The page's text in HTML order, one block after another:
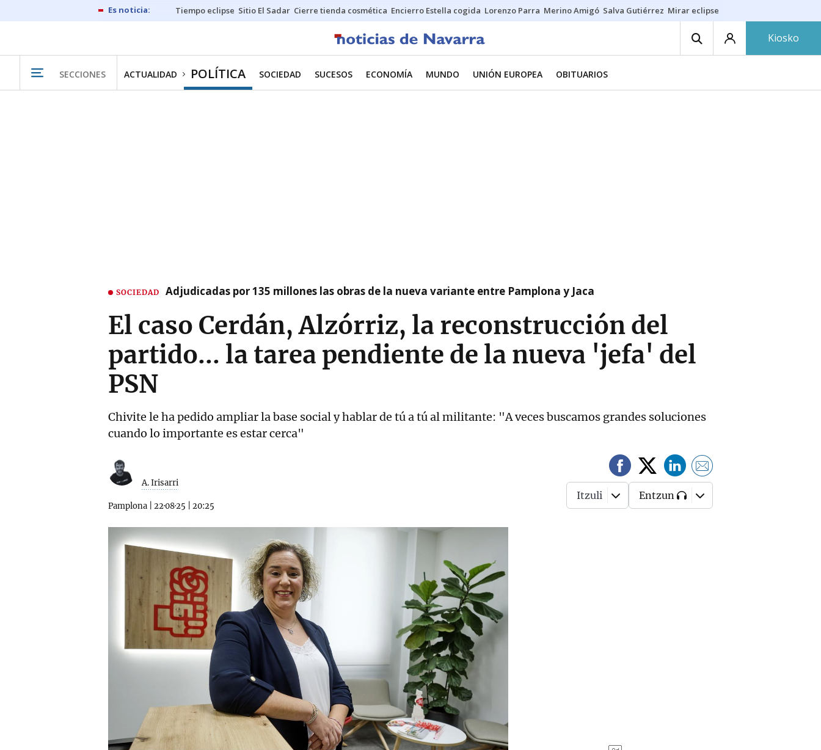
Tiempo eclipse Sitio El Sadar Cierre tienda cosmética Encierro Estella cogida Lorenzo Parra Merino Amigó Salva Gutiérrez Mirar eclipse
Kiosko
SECCIONES ACTUALIDAD POLÍTICA SOCIEDAD SUCESOS ECONOMÍA MUNDO UNIÓN EUROPEA OBITUARIOS
SOCIEDAD Adjudicadas por 135 millones las obras de la nueva variante entre Pamplona y Jaca
El caso Cerdán, Alzórriz, la reconstrucción del
partido... la tarea pendiente de la nueva 'jefa' del
PSN
Chivite le ha pedido ampliar la base social y hablar de tú a tú al militante: "A veces buscamos grandes soluciones
cuando lo importante es estar cerca"
A. Irisarri
Pamplona 22·08·25 20:25
Itzuli Entzun